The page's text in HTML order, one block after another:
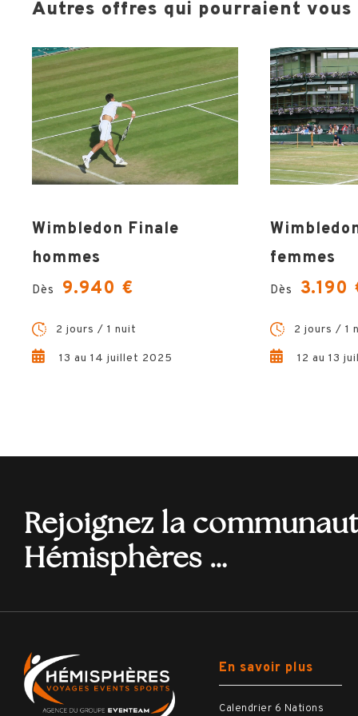
Autres offres qui pourraient vous
Wimbledon Finale
hommes
Dès 9.940 €
2 jours / 1 nuit
13 au 14 juillet 2025
femmes
Dès 3.190
2 jours / 1
12 au 13
Rejoignez la
Hémisphères …
En savoir plus
Calendrier 6 Nations